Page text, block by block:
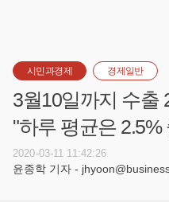
시민과경제 경제일반
3월10일까지 수출
"하루 평균은 2.5%
2020-03-11 11:42:26
윤종학 기자 -